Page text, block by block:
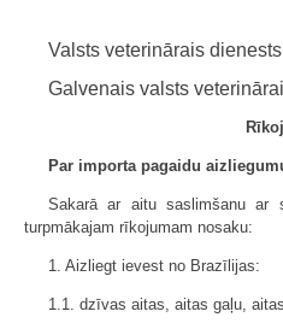
Valsts veterinārais dienests
Galvenais valsts
Par importa pagaidu
Sakarā ar aitu saslimšanu
turpmākajam rīkojumam nosaku:
1. Aizliegt ievest no Brazīlijas:
1.1. dzīvas aitas, aitas gaļu,